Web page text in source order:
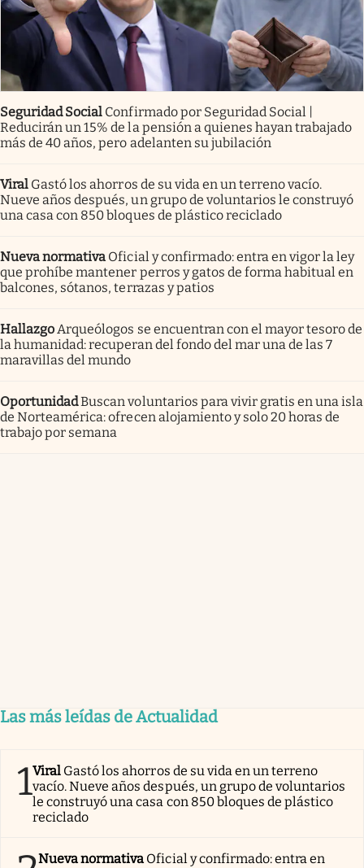
Seguridad Social Confirmado por Seguridad Social |
Reducirán un 15% de la pensión a quienes hayan trabajado
más de 40 años, pero adelanten su jubilación
Viral Gastó los ahorros de su vida en un terreno vacío.
Nueve años después, un grupo de voluntarios le construyó
una casa con 850 bloques de plástico reciclado
Nueva normativa Oficial y confirmado: entra en vigor la ley
que prohíbe mantener perros y gatos de forma habitual en
balcones, sótanos, terrazas y patios
Hallazgo Arqueólogos se encuentran con el mayor tesoro de
la humanidad: recuperan del fondo del mar una de las 7
maravillas del mundo
OportunidadBuscan voluntarios para vivir gratis en una isla
de Norteamérica: ofrecen alojamiento y solo 20 horas de
trabajo por semana
Las más leídas de Actualidad
1Viral Gastó los ahorros de su vida en un terreno
vacío. Nueve años después, un grupo de voluntarios
le construyó una casa con 850 bloques de plástico
reciclado
Nueva normativa Oficial y confirmado: entra en